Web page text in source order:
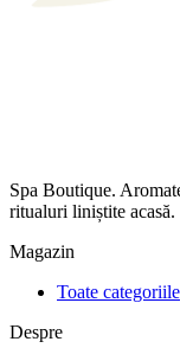
Spa Boutique.
ritualuri liniștite acasă.
Magazin
Toate categoriile
Despre